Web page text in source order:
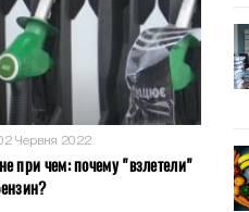
Червня 2022
при чем: почему "взлетели"